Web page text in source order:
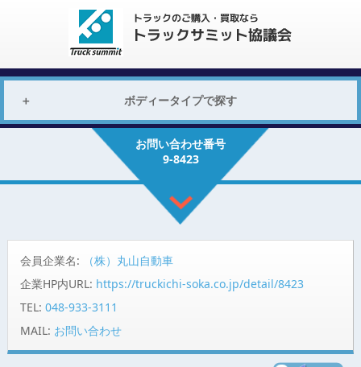
ボディータイプで探す
お問い合わせ番号
9-8423
会員企業名:
（株）丸山自動車
企業HP内URL: https://truckichi-soka.co.jp/detail/8423
TEL: 048-933-3111
MAIL: お問い合わせ